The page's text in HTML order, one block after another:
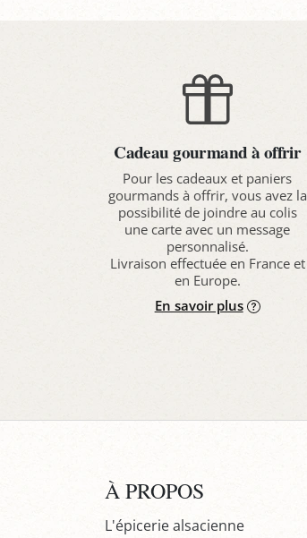
Cadeau gourmand à offrir
Pour les cadeaux et paniers
gourmands à offrir, vous avez la
possibilité de joindre au colis
une carte avec un message
personnalisé.
Livraison effectuée en France et
en Europe.
En savoir plus
À PROPOS
L'épicerie alsacienne